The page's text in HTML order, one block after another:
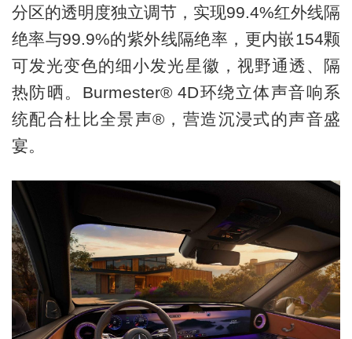
分区的透明度独立调节，实现99.4%红外线隔
绝率与99.9%的紫外线隔绝率，更内嵌154颗
可发光变色的细小发光星徽，视野通透、隔
热防晒。Burmester® 4D环绕立体声音响系
统配合杜比全景声®，营造沉浸式的声音盛
宴。